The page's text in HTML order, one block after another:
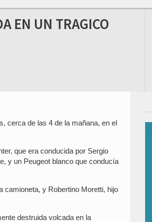
EN UN TRAGICO
cerca de las 4 de la mañana, en el
que era conducida por Sergio
y un Peugeot blanco que conducía
camioneta, y Robertino Moretti, hijo
destruida volcada en la